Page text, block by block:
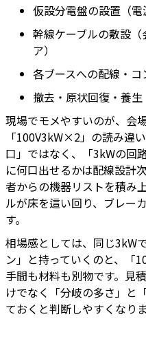
仮設分電盤の設置（電
幹線ケーブルの敷設
ア）
各ブースへの配線・コ
撤去・原状回復・養生
現場でモメやすいのが、会
「100V3kW×2」の読み違
口」ではなく、「3kWの回
に何口出せるかは配線設計
者からの機器リストを積み
ルが床を這い回り、ブレー
す。
相場感としては、同じ3kW
ン」と持っていくのと、「
手間も材料も別物です。見
けでなく「分岐の多さ」と
ておくと判断しやすくなりま